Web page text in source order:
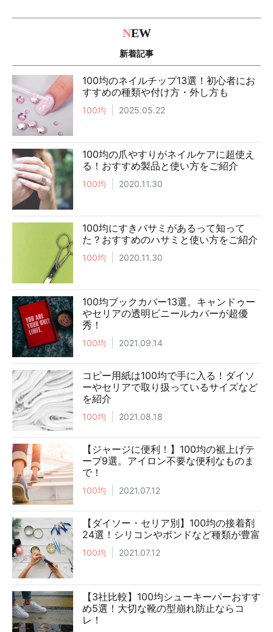
NEW
新着記事
100均のネイルチップ13選！初心者にお
すすめの種類や付け方・外し方も
100均 2025.05.22
100均の爪やすりがネイルケアに超使え
る！おすすめ製品と使い方をご紹介
100均 2020.11.30
100均にすきバサミがあるって知って
た？おすすめのハサミと使い方をご紹介
100均 2020.11.30
100均ブックカバー13選。キャンドゥー
やセリアの透明ビニールカバーが超優
秀！
100均 2021.09.14
コピー用紙は100均で手に入る！ダイソ
ーやセリアで取り扱っているサイズなど
を紹介
100均 2021.08.18
【ジャージに便利！】100均の裾上げテ
ープ9選。アイロン不要な便利なものま
で！
100均 2021.07.12
【ダイソー・セリア別】100均の接着剤
24選！シリコンやボンドなど種類が豊富
100均 2021.07.12
【3社比較】100均シューキーパーおすす
め5選！大切な靴の型崩れ防止ならコ
レ！